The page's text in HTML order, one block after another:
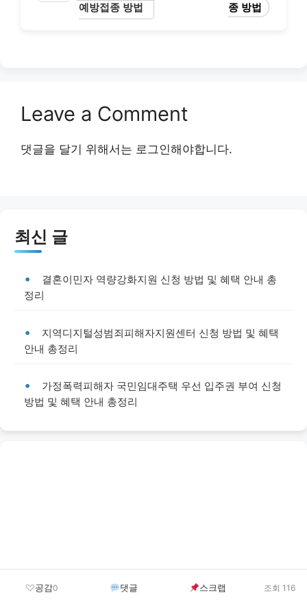
예방접종 방법
종 방법
Leave a Comment
댓글을 달기 위해서는 로그인해야합니다.
최신 글
결혼이민자 역량강화지원 신청 방법 및 혜택 안내 총
정리
지역디지털성범죄피해자지원센터 신청 방법 및 혜택
안내 총정리
가정폭력피해자 국민임대주택 우선 입주권 부여 신청
방법 및 혜택 안내 총정리
공감0 댓글 스크랩 조회 116